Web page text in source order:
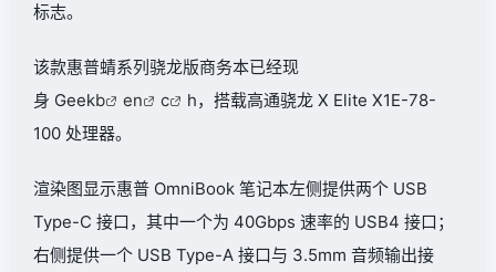
标志。
该款惠普蜻系列骁龙版商务本已经现
身 Geekb en c h， 搭载高通骁龙 X Elite X1E-78-
100 处理器。
渲染图显示惠普 OmniBook 笔记本左侧提供两个 USB
Type-C 接口，其中一个为 40Gbps 速率的 USB4 接口；
右侧提供一个 USB Type-A 接口与 3.5mm 音频输出接